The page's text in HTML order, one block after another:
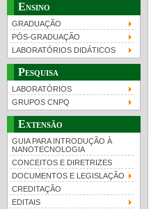
Ensino
GRADUAÇÃO
PÓS-GRADUAÇÃO
LABORATÓRIOS DIDÁTICOS
Pesquisa
LABORATÓRIOS
GRUPOS CNPQ
Extensão
GUIA PARA INTRODUÇÃO À
NANOTECNOLOGIA
CONCEITOS E DIRETRIZES
DOCUMENTOS E LEGISLAÇÃO
CREDITAÇÃO
EDITAIS